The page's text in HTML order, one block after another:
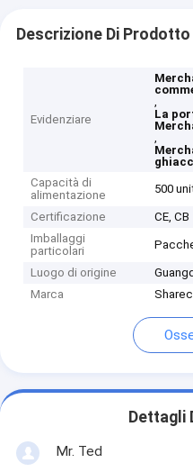
Descrizione Di Prodotto
Evidenziare
,
La
,
Capacità di
alimentazione
500
Certificazione
CE, CB
Imballaggi
particolari
Luogo di origine
Marca
Dettagli
Mr. Ted